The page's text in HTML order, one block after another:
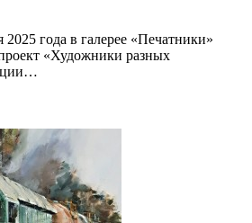
года в галерее «Печатники»
«Художники разных